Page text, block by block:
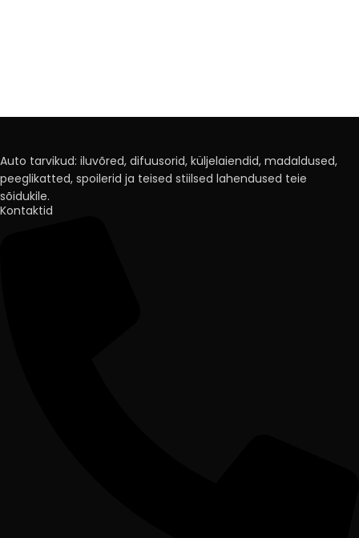
Auto tarvikud: iluvõred, difuusorid, küljelaiendid, madaldused,
peeglikatted, spoilerid ja teised stiilsed lahendused teie
sõidukile.
Kontaktid